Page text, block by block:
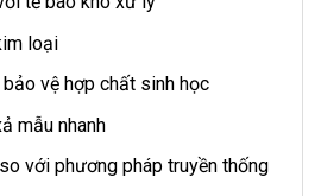
loại
vệ hợp chất sinh học
mẫu nhanh
với phương pháp truyền thống